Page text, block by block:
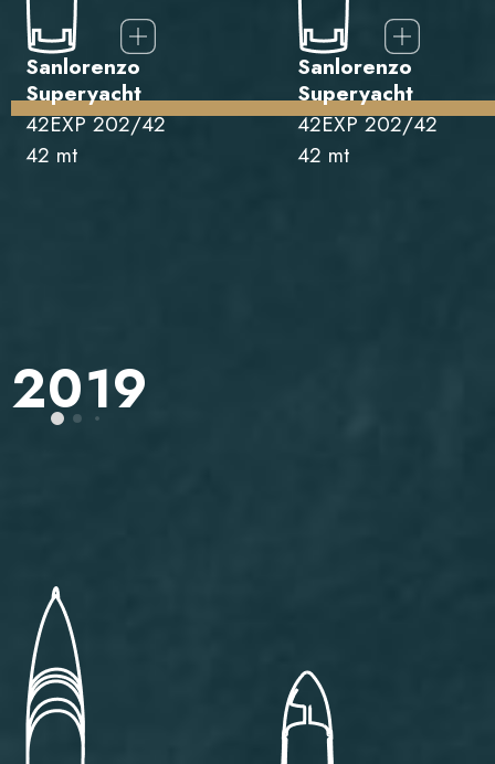
Sanlorenzo
Superyacht
42EXP 202/42
42 mt
Sanlorenzo
Superyacht
42EXP 202/42
42 mt
2019